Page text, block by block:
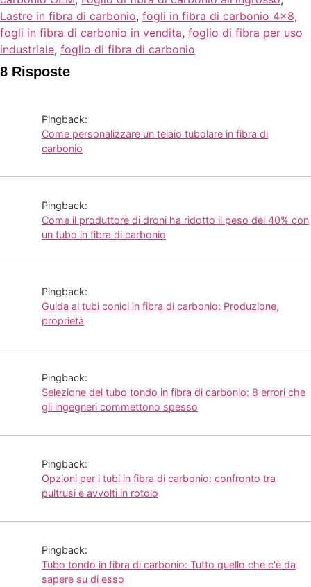
Lastre in fibra di carbonio, fogli in fibra di carbonio 4x8,
fogli in fibra di carbonio in vendita, foglio di fibra per uso
industriale, foglio di fibra di carbonio
8 Risposte
Pingback:
Come personalizzare un telaio tubolare in fibra di
carbonio
Pingback:
Come il produttore di droni ha ridotto il peso del 40% con
un tubo in fibra di carbonio
Pingback:
Guida ai tubi conici in fibra di carbonio: Produzione,
proprietà
Pingback:
Selezione del tubo tondo in fibra di carbonio: 8 errori che
gli ingegneri commettono spesso
Pingback:
Opzioni per i tubi in fibra di carbonio: confronto tra
pultrusi e avvolti in rotolo
Pingback:
Tubo tondo in fibra di carbonio: Tutto quello che c'è da
sapere su di esso